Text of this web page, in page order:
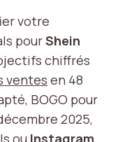
votre
pourShein
chiffrés
ventes en 48
BOGO pour
2025,
ou Instagram